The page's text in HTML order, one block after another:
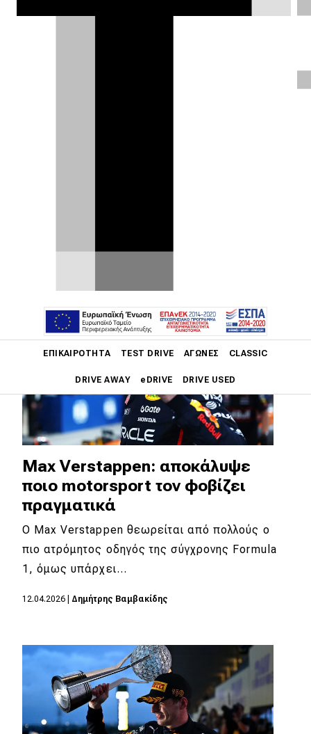
ΕΠΙΚΑΙΡΌΤΗΤΑ TEST DRIVE ΑΓΏΝΕΣ CLASSIC
DRIVE AWAY eDRIVE DRIVE USED
Main navigation
Επικαιρότητα
Νέα μοντέλα
Πρωτότυπα
Ελλάδα
Κόσμος
Τεχνολογία
Ασφάλεια
Απόψεις
Test Drive
Δοκιμή
Max Verstappen: αποκάλυψε
ποιο motorsport τον φοβίζει
πραγματικά
Ο Max Verstappen θεωρείται από πολλούς ο
πιο ατρόμητος οδηγός της σύγχρονης Formula
1, όμως υπάρχει…
12.04.2026 Δημήτρης Βαμβακίδης